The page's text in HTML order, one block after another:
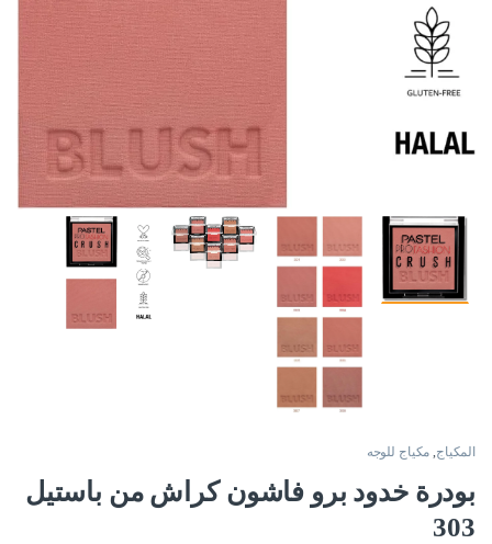
المكياج, مكياج للوجه
بودرة خدود برو فاشون كراش من باستيل
303